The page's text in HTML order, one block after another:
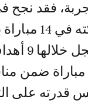
فقد
سريعًا،
5 أهداف في 11 مباراة
قدرته على